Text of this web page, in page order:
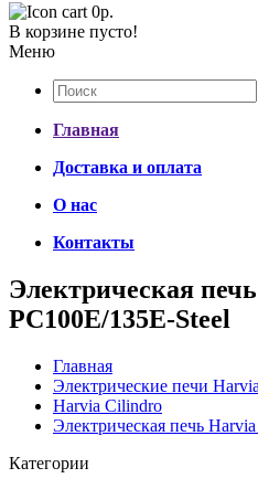
0р.
В корзине пусто!
Меню
Главная
Доставка и оплата
О нас
Контакты
Электрическая
PC100E/135E-Steel
Главная
Электрические печи Harvia
Harvia Cilindro
Электрическая печь
Категории